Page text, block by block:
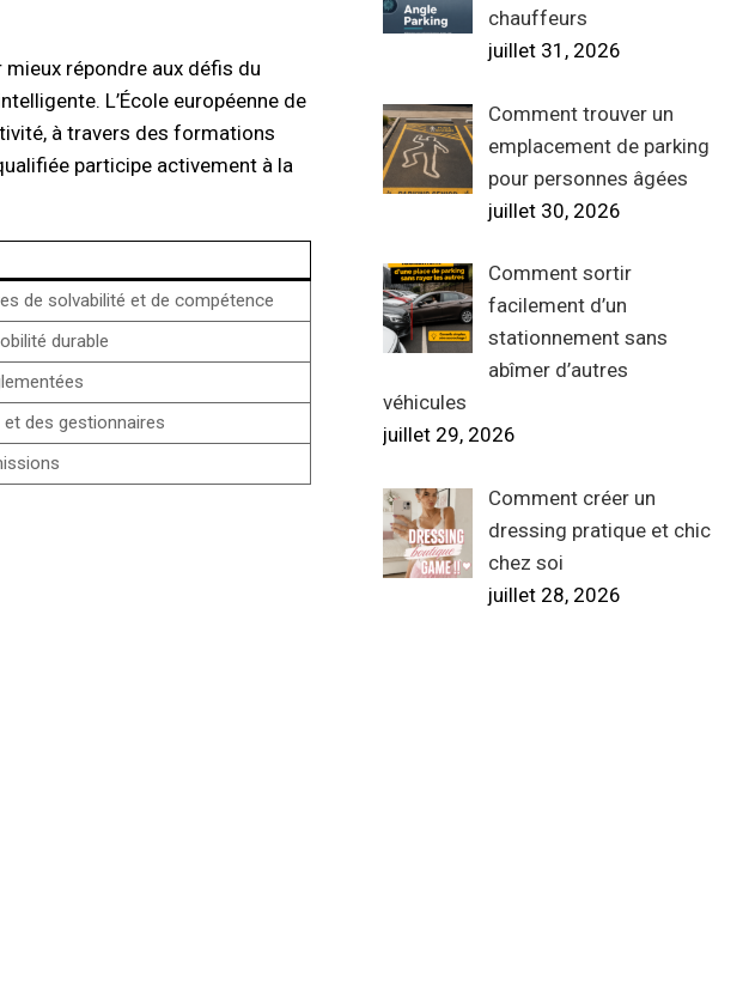
répondre aux défis du
L’École européenne de
à travers des formations
participe activement à la
de solvabilité et de compétence
durable
des gestionnaires
chauffeurs
juillet 31, 2026
Comment trouver un
emplacement de parking
pour personnes âgées
juillet 30, 2026
Comment sortir
facilement d’un
stationnement sans
abîmer d’autres
véhicules
juillet 29, 2026
Comment créer un
dressing pratique et chic
chez soi
juillet 28, 2026